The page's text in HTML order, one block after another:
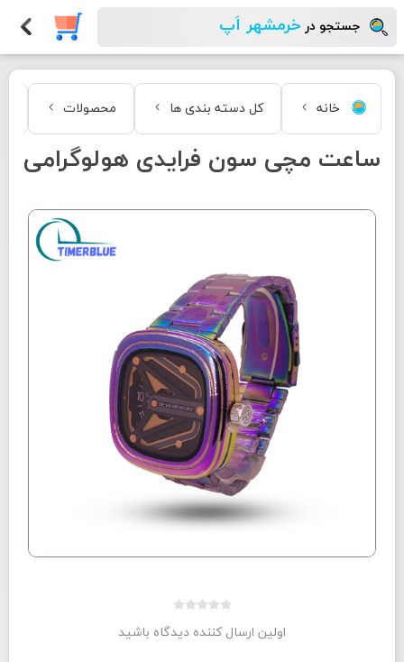
جستجو در خرمشهر اَپ
خانه کل دسته بندی ها محصولات
ساعت مچی سون فرایدی هولوگرامی
اولین ارسال کننده دیدگاه باشید